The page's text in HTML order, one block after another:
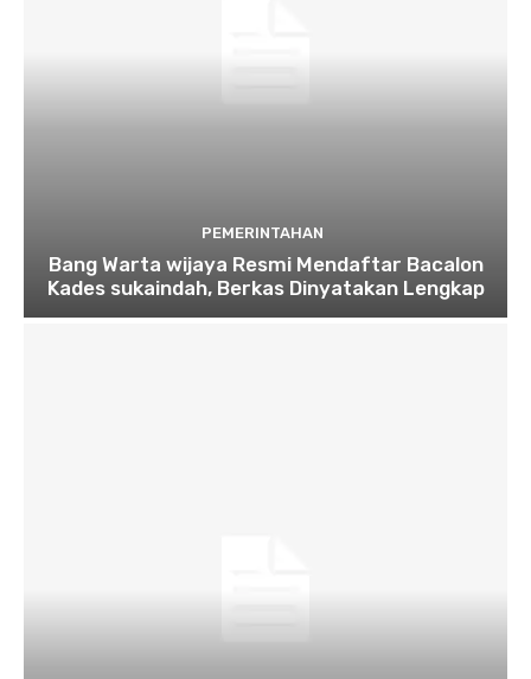
PEMERINTAHAN
Bang Warta wijaya Resmi Mendaftar Bacalon
Kades sukaindah, Berkas Dinyatakan Lengkap